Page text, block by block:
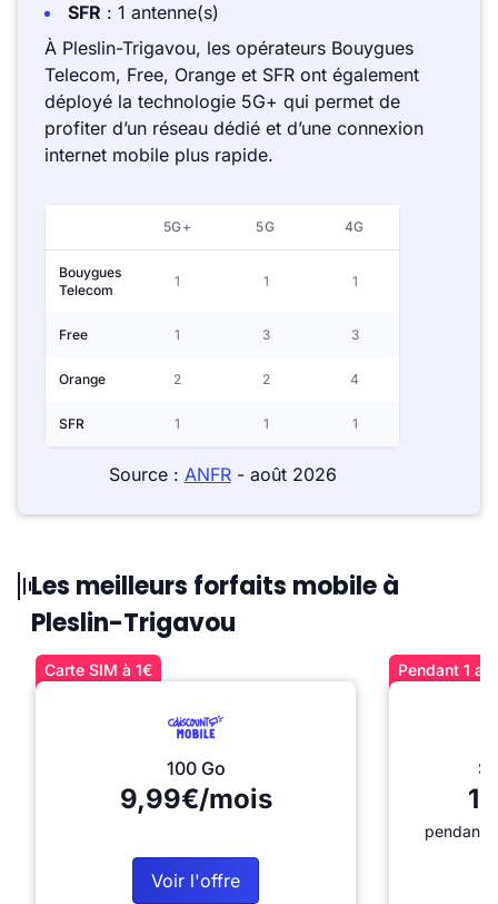
SFR : 1 antenne(s)
À Pleslin-Trigavou, les opérateurs Bouygues
Telecom, Free, Orange et SFR ont également
déployé la technologie 5G+ qui permet de
profiter d’un réseau dédié et d’une connexion
internet mobile plus rapide.
5G+ 5G 4G
Bouygues
Telecom
1 1 1
Free 1 3 3
Orange 2 2 4
SFR 1 1 1
Source : ANFR- août 2026
Les meilleurs forfaits mobile à
Pleslin-Trigavou
Carte SIM à 1€
100 Go
9,99€/mois
Voir l'offre
Pendant 1
pendant